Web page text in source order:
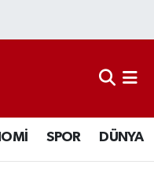
SPOR DÜNYA
Fikstür